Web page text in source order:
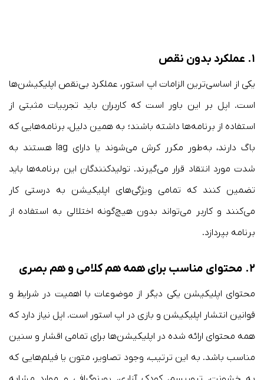
۱. عملکرد بدون نقص
یکی از اساسی‌ترین الزامات اپ استور، عملکرد بی‌نقص اپلیکیشن‌ها
است. اپل بر این باور است که کاربران باید تجربیات مثبتی از
استفاده از برنامه‌ها داشته باشند؛ به همین دلیل، برنامه‌هایی که
باگ دارند، به‌طور مکرر کرش می‌شوند یا دارای lag هستند به
شدت مورد انتقاد قرار می‌گیرند. تولیدکنندگان این برنامه‌ها باید
تضمین کنند که تمامی ویژگی‌های اپلیکیشن به درستی کار
می‌کنند و کاربر می‌تواند بدون هیچ‌گونه اختلالی به استفاده از
برنامه بپردازد.
۲. محتوای مناسب برای همه هم کلامی و هم بصری
محتوای اپلیکیشن یکی دیگر از موضوعات با اهمیت در شرایط و
قوانین انتشار اپلیکیشن و بازی در اپ استور است. اپل نیاز دارد که
همه محتوای ارائه شده در اپلیکیشن‌ها برای تمامی اقشار و سنین
مناسب باشد. به این ترتیب، وجود تصاویر، متون یا فیلم‌هایی که